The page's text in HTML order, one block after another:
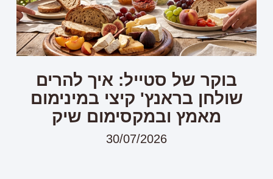
בוקר של סטייל: איך להרים
שולחן בראנץ' קיצי במינימום
מאמץ ובמקסימום שיק
30/07/2026